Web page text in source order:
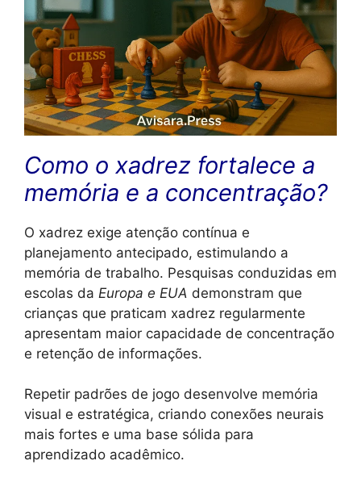
Como o xadrez fortalece a
memória e a concentração?
O xadrez exige atenção contínua e
planejamento antecipado, estimulando a
memória de trabalho. Pesquisas conduzidas em
escolas da Europa e EUA demonstram que
crianças que praticam xadrez regularmente
apresentam maior capacidade de concentração
e retenção de informações.
Repetir padrões de jogo desenvolve memória
visual e estratégica, criando conexões neurais
mais fortes e uma base sólida para
aprendizado acadêmico.